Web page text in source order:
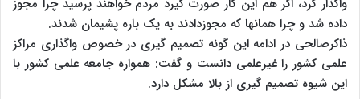
واگذار کرد، اگر هم این کار صورت گیرد مردم خواهند پرسید چرا مجوز
داده شد و چرا همانها که مجوزدادند به یک باره پشیمان شدند.
ذاکرصالحی در ادامه این گونه تصمیم گیری در خصوص واگذاری مراکز
علمی کشور را غیرعلمی دانست و گفت: همواره جامعه علمی کشور با
این شیوه تصمیم گیری از بالا مشکل دارد.